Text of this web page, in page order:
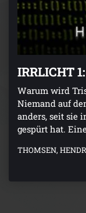
IRRLICHT
Warum wird
Niemand auf
anders, seit sie
gespürt hat.
THOMSEN,